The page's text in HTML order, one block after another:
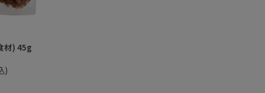
材) 45g
)